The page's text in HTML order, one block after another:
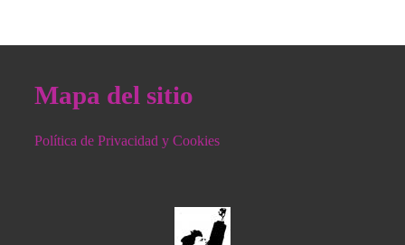
Mapa del sitio
Política de Privacidad y Cookies